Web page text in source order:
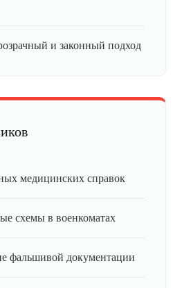
и законный подход
медицинских справок
схемы в военкоматах
фальшивой документации